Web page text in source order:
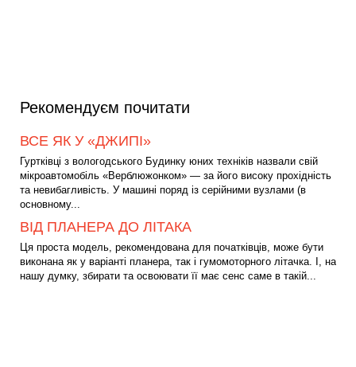
Рекомендуєм почитати
ВСЕ ЯК У «ДЖИПІ»
Гуртківці з вологодського Будинку юних техніків назвали свій
мікроавтомобіль «Верблюжонком» — за його високу прохідність
та невибагливість. У машині поряд із серійними вузлами (в
основному...
ВІД ПЛАНЕРА ДО ЛІТАКА
Ця проста модель, рекомендована для початківців, може бути
виконана як у варіанті планера, так і гумомоторного літачка. І, на
нашу думку, збирати та освоювати її має сенс саме в такій...